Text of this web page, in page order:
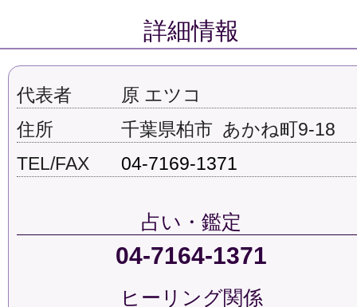
詳細情報
代表者
原 エツコ
住所
千葉県柏市 あかね町9-18
TEL/FAX
04-7169-1371
占い・鑑定
04-7164-1371
ヒーリング関係